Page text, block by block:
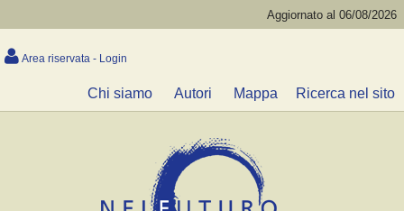
Aggiornato al 06/08/2026
Area riservata - Login
Chi siamo Autori Mappa Ricerca nel sito